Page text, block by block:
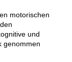
motorischen
und
genommen